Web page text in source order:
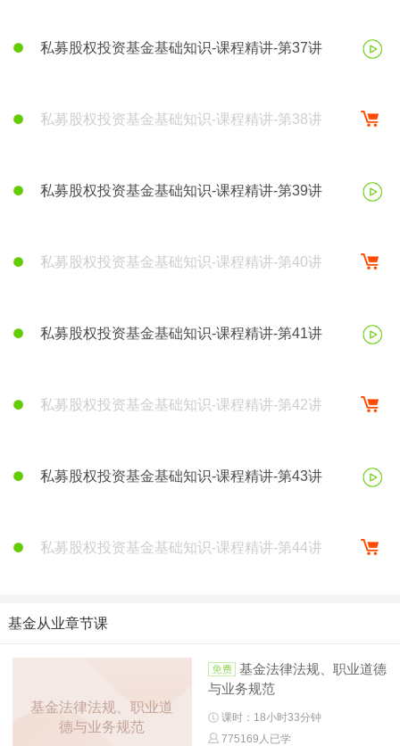
私募股权投资基金基础知识-课程精讲-第37讲
私募股权投资基金基础知识-课程精讲-第38讲
私募股权投资基金基础知识-课程精讲-第39讲
私募股权投资基金基础知识-课程精讲-第40讲
私募股权投资基金基础知识-课程精讲-第41讲
私募股权投资基金基础知识-课程精讲-第42讲
私募股权投资基金基础知识-课程精讲-第43讲
私募股权投资基金基础知识-课程精讲-第44讲
基金从业章节课
基金法律法规、职业道
德与业务规范
基金法律法规、职业道德
与业务规范
课时：18小时33分钟
775169人已学